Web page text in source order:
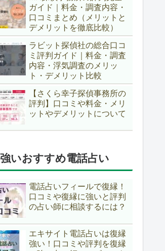
ガイド｜料金・調査内容・
口コミまとめ（メリットと
デメリットを徹底比較）
ラビット探偵社の総合口コ
ミ評判ガイド｜料金・調査
内容・浮気調査のメリッ
ト・デメリット比較
【さくら幸子探偵事務所の
評判】口コミや料金・メリ
ットやデメリットについて
いおすすめ電話占い
電話占いフィールで復縁！
口コミや復縁に強いと評判
の占い師に相談するには？
エキサイト電話占いは復縁
強い！口コミや評判を復縁